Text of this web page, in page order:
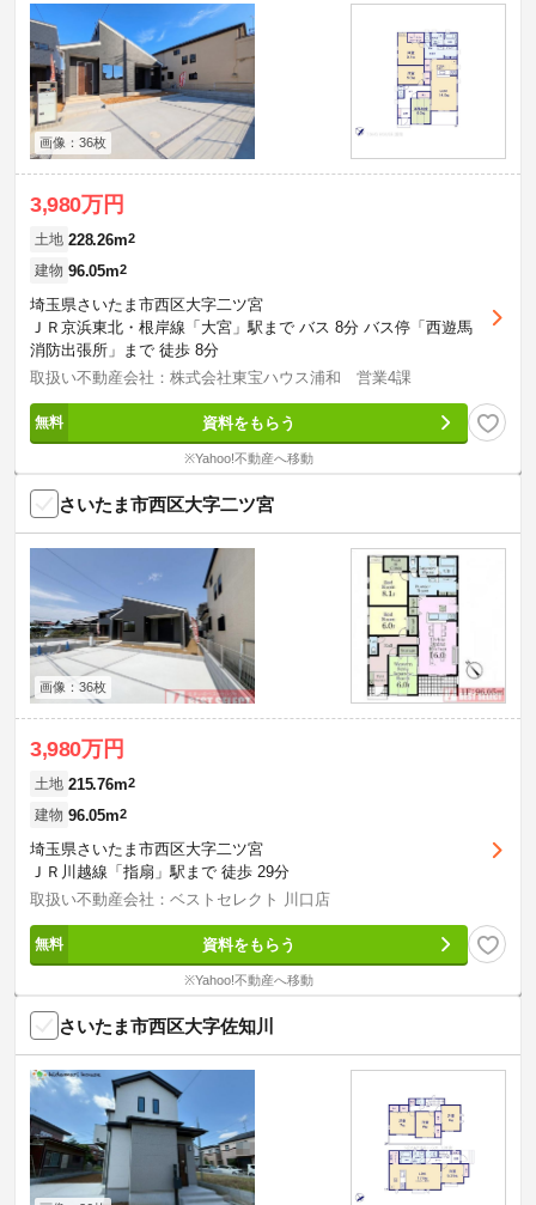
画像：36枚
3,980万円
土地 228.26m2
建物 96.05m2
埼玉県さいたま市西区大字二ツ宮
ＪＲ京浜東北・根岸線「大宮」駅まで バス 8分 バス停「西遊馬
消防出張所」まで 徒歩 8分
取扱い不動産会社：株式会社東宝ハウス浦和 営業4課
資料をもらう
※Yahoo!不動産へ移動
さいたま市西区大字二ツ宮
画像：36枚
3,980万円
土地 215.76m2
建物 96.05m2
埼玉県さいたま市西区大字二ツ宮
ＪＲ川越線「指扇」駅まで 徒歩 29分
取扱い不動産会社：ベストセレクト 川口店
資料をもらう
※Yahoo!不動産へ移動
さいたま市西区大字佐知川